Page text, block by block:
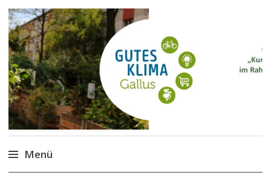
Gutes Klima im Gallus
Kurze Wege für den Klimaschutz
Menü